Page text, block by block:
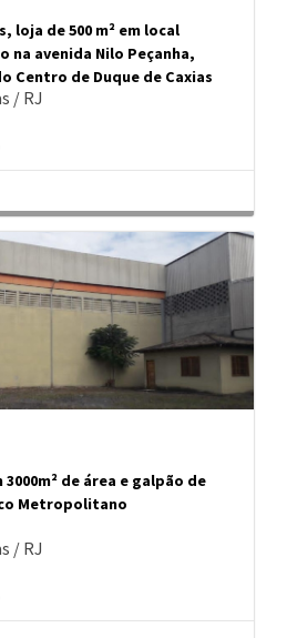
loja de 500 m² em local
avenida Nilo Peçanha,
Centro de Duque de Caxias
/ RJ
de área e galpão de
Metropolitano
/ RJ